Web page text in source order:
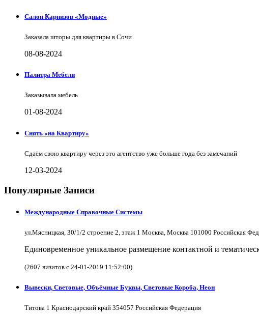
Салон Карнизов «Модные»
Заказала шторы для квартиры в Сочи
08-08-2024
Палитра Мебели
Заказывала мебель
01-08-2024
Снять «на Квартиру»
Сдаём свою квартиру через это агентство уже больше года без замечаний
12-03-2024
Популярные Записи
Международные Справочные Системы
ул.Мясницкая, 30/1/2 строение 2, этаж 1 Москва, Москва 101000 Российская
Единовременное уникальное размещение контактной и
(2607 визитов с 24-01-2019 11:52:00)
Вывески, Световые, Объёмные Буквы, Световые Короба, Неон
Титова 1 Краснодарский край 354057 Российская Федерация